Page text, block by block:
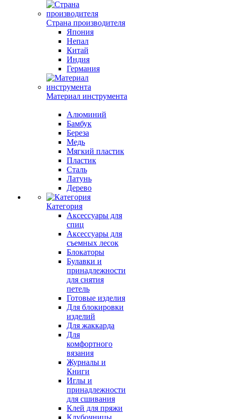
Страна производителя
Япония
Непал
Китай
Индия
Германия
Материал инструмента
Алюминий
Бамбук
Береза
Медь
Мягкий пластик
Пластик
Сталь
Латунь
Дерево
Категория
Аксессуары для
спиц
Аксессуары для
съемных лесок
Блокаторы
Булавки и
принадлежности
для снятия
петель
Готовые изделия
Для блокировки
изделий
Для жаккарда
Для
комфортного
вязания
Журналы и
Книги
Иглы и
принадлежности
для сшивания
Клей для пряжи
Клубочницы